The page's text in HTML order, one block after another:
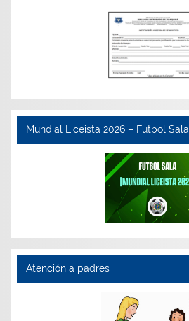
Mundial Liceista 2026 – Futbol Sala
Atención a padres